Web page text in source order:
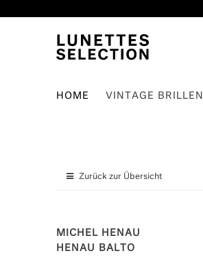
HOME VINTAGE BRILLEN
Zurück zur Übersicht
MICHEL HENAU
HENAU BALTO